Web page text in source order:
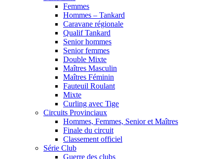
Femmes
Hommes – Tankard
Caravane régionale
Qualif Tankard
Senior hommes
Senior femmes
Double Mixte
Maîtres Masculin
Maîtres Féminin
Fauteuil Roulant
Mixte
Curling avec Tige
Circuits Provinciaux
Hommes, Femmes, Senior et Maîtres
Finale du circuit
Classement officiel
Série Club
Guerre des clubs